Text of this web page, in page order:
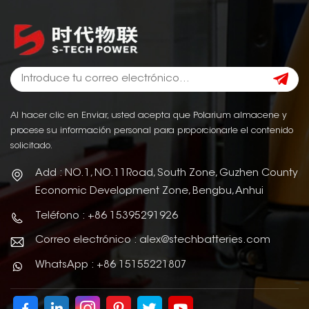
Al hacer clic en Enviar, usted acepta que Polarium almacene y
procese su información personal para proporcionarle el contenido
solicitado.
Add : NO.1, NO.11Road, South Zone, Guzhen County
Economic Development Zone, Bengbu, Anhui
Teléfono : +86 15395291926
Correo electrónico : alex@stechbatteries.com
WhatsApp : +86 15155221807